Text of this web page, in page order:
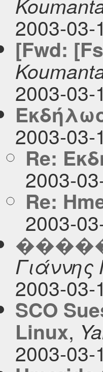
2003-03-
[Fwd:
2003-03-
2003-03-
Re:
2003-
Re:
2003-
2003-03-
SCO
Linux,
2003-03-